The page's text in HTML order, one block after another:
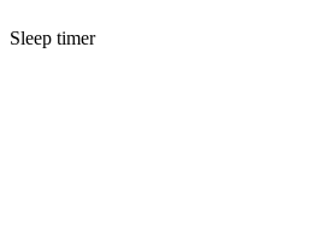
Sleep timer